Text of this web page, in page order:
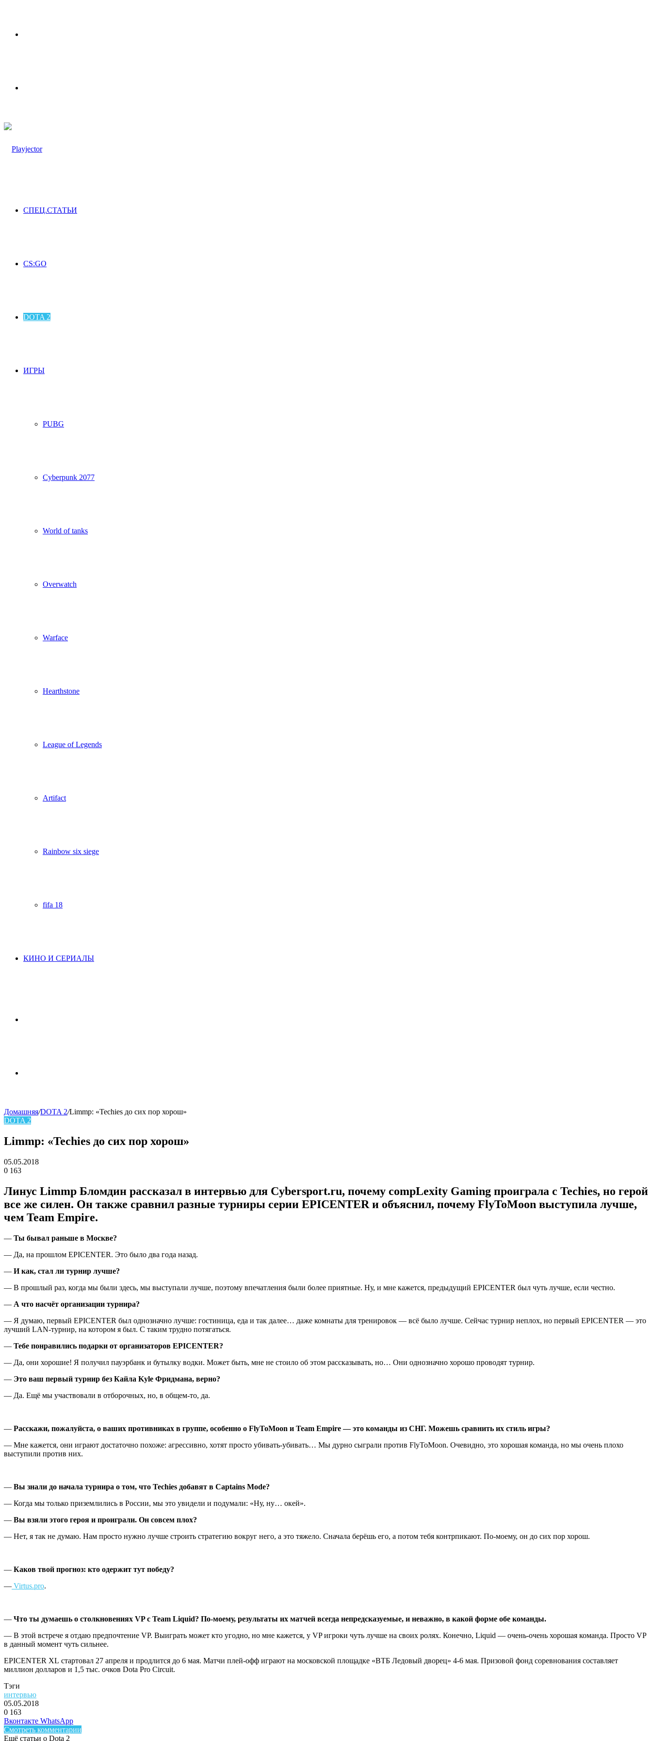
СПЕЦ.СТАТЬИ
CS:GO
DOTA 2
ИГРЫ
PUBG
Cyberpunk 2077
World of tanks
Overwatch
Warface
Hearthstone
League of Legends
Artifact
Rainbow six siege
fifa 18
КИНО И СЕРИАЛЫ
skin
Домашняя/DOTA 2/Limmp: «Techies до сих пор хорош»
DOTA 2
Limmp: «Techies до сих пор хорош»
05.05.2018
0 163
Линус Limmp Бломдин рассказал в интервью для Cybersport.ru, почему compLexity Gaming проиграла с Techies, но герой
все же силен. Он также сравнил разные турниры серии EPICENTER и объяснил, почему FlyToMoon выступила лучше,
чем Team Empire.
— Ты бывал раньше в Москве?
— Да, на прошлом EPICENTER. Это было два года назад.
— И как, стал ли турнир лучше?
— В прошлый раз, когда мы были здесь, мы выступали лучше, поэтому впечатления были более приятные. Ну, и мне кажется, предыдущий EPICENTER был чуть лучше, если честно.
— А что насчёт организации турнира?
— Я думаю, первый EPICENTER был однозначно лучше: гостиница, еда и так далее… даже комнаты для тренировок — всё было лучше. Сейчас турнир неплох, но первый EPICENTER — это
лучший LAN-турнир, на котором я был. С таким трудно потягаться.
— Тебе понравились подарки от организаторов EPICENTER?
— Да, они хорошие! Я получил пауэрбанк и бутылку водки. Может быть, мне не стоило об этом рассказывать, но… Они однозначно хорошо проводят турнир.
— Это ваш первый турнир без Кайла Kyle Фридмана, верно?
— Да. Ещё мы участвовали в отборочных, но, в общем-то, да.
— Расскажи, пожалуйста, о ваших противниках в группе, особенно о FlyToMoon и Team Empire— это команды из СНГ. Можешь сравнить их стиль игры?
— Мне кажется, они играют достаточно похоже: агрессивно, хотят просто убивать-убивать… Мы дурно сыграли против FlyToMoon. Очевидно, это хорошая команда, но мы очень плохо
выступили против них.
— Вы знали до начала турнира о том, что Techies добавят в Captains Mode?
— Когда мы только приземлились в России, мы это увидели и подумали: «Ну, ну… окей».
— Вы взяли этого героя и проиграли. Он совсем плох?
— Нет, я так не думаю. Нам просто нужно лучше строить стратегию вокруг него, а это тяжело. Сначала берёшь его, а потом тебя контрпикают. По-моему, он до сих пор хорош.
— Каков твой прогноз: кто одержит тут победу?
— Virtus.pro.
— Что ты думаешь о столкновениях VP с Team Liquid? По-моему, результаты их матчей всегда непредсказуемые, и неважно, в какой форме обе команды.
— В этой встрече я отдаю предпочтение VP. Выиграть может кто угодно, но мне кажется, у VP игроки чуть лучше на своих ролях. Конечно, Liquid — очень-очень хорошая команда. Просто VP
в данный момент чуть сильнее.
EPICENTER XL стартовал 27 апреля и продлится до 6 мая. Матчи плей-офф играют на московской площадке «ВТБ Ледовый дворец» 4-6 мая. Призовой фонд соревнования составляет
миллион долларов и 1,5 тыс. очков Dota Pro Circuit.
Тэги
интервью
05.05.2018
0 163
Facebook
Twitter
LinkedIn
Вконтакте WhatsAppTelegram
Смотреть комментарии
Ещё статьи о Dota 2